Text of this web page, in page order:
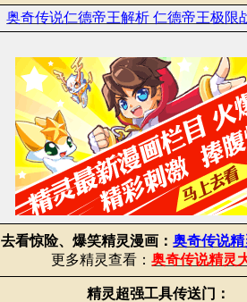
奥奇传说仁德帝王解析 仁德帝王极限
去看惊险、爆笑精灵漫画：奥奇传说
更多精灵查看：奥奇传说精灵
精灵超强工具传送门：